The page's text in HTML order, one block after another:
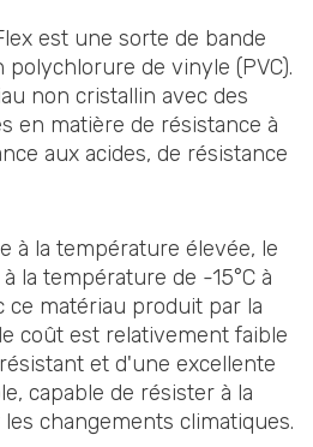
est une sorte de bande
de vinyle (PVC).
non cristallin avec des
en matière de résistance à
aux acides, de résistance
à la température élevée, le
la température de -15°C à
ce matériau produit par la
coût est relativement faible
et d'une excellente
capable de résister à la
changements climatiques.